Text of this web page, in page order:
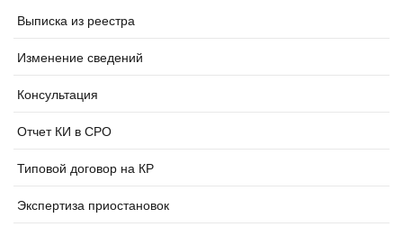
Выписка из реестра
Изменение сведений
Консультация
Отчет КИ в СРО
Типовой договор на КР
Экспертиза приостановок